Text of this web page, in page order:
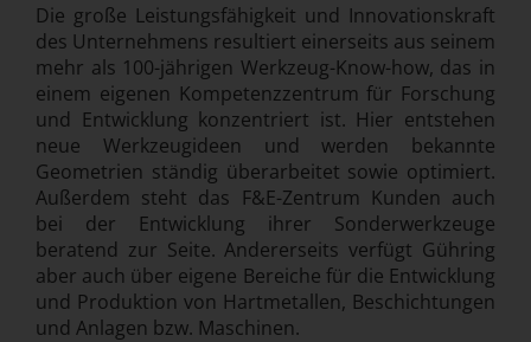
Die große Leistungsfähigkeit und Innovationskraft
des Unternehmens resultiert einerseits aus seinem
mehr als 100-jährigen Werkzeug-Know-how, das in
einem eigenen Kompetenzzentrum für Forschung
und Entwicklung konzentriert ist. Hier entstehen
neue Werkzeugideen und werden bekannte
Geometrien ständig überarbeitet sowie optimiert.
Außerdem steht das F&E-Zentrum Kunden auch
bei der Entwicklung ihrer Sonderwerkzeuge
beratend zur Seite. Andererseits verfügt Gühring
aber auch über eigene Bereiche für die Entwicklung
und Produktion von Hartmetallen, Beschichtungen
und Anlagen bzw. Maschinen.